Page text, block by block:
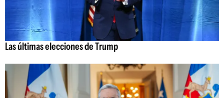
Las últimas elecciones de Trump